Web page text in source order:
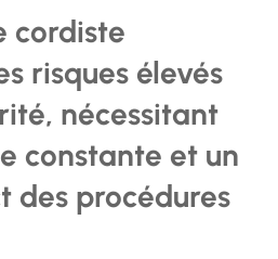
cordiste
risques élevés
nécessitant
constante et un
des procédures